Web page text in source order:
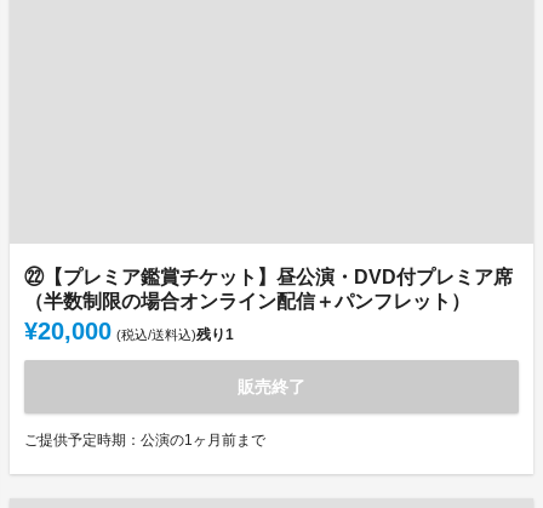
㉒【プレミア鑑賞チケット】昼公演・DVD付プレミア席
（半数制限の場合オンライン配信＋パンフレット）
¥20,000 (税込/送料込)残り1
販売終了
ご提供予定時期：公演の1ヶ月前まで